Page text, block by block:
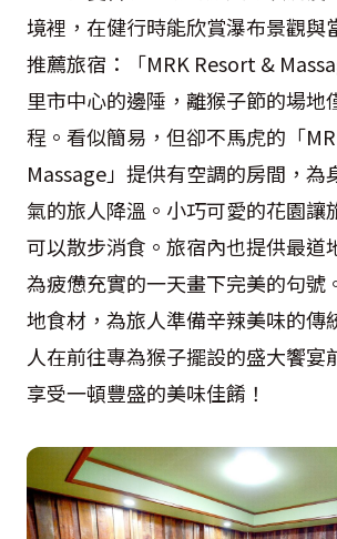
境裡，在健行時能欣賞瀑布景觀與
推薦旅宿：「MRK Resort &
里市中心的邊陲，離猴子節的場地
程。看似簡易，但卻不馬虎的「
Massage」提供有空調的房間，為
氣的旅人降溫。小巧可愛的花園讓
可以散步消食。旅宿內也提供最道
為疲憊充實的一天畫下完美的句號
地食材，為旅人準備辛辣美味的傳
人在前往專為猴子擺設的盛大饗宴
享受一頓豐盛的美味佳餚！